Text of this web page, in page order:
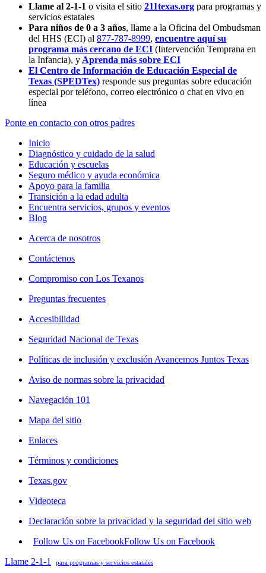
Llame al 2-1-1 o visita el sitio 211texas.org para programas y
servicios estatales
Para niños de 0 a 3 años, llame a la Oficina del Ombudsman
del HHS (ECI) al 877-787-8999, encuentre aquí su
programa más cercano de ECI (Intervención Temprana en
la Infancia), y Aprenda más sobre ECI
El Centro de Información de Educación Especial de
Texas (SPEDTex) responde sus preguntas sobre educación
especial por teléfono, correo electrónico o chat en vivo en
línea
Ponte en contacto con otros padres
Inicio
Diagnóstico y cuidado de la salud
Educación y escuelas
Seguro médico y ayuda económica
Apoyo para la familia
Transición a la edad adulta
Encuentra servicios, grupos y eventos
Blog
Acerca de nosotros
Contáctenos
Compromiso con Los Texanos
Preguntas frecuentes
Accesibilidad
Seguridad Nacional de Texas
Políticas de inclusión y exclusión Avancemos Juntos Texas
Aviso de normas sobre la privacidad
Navegación 101
Mapa del sitio
Enlaces
Términos y condiciones
Texas.gov
Videoteca
Declaración sobre la privacidad y la seguridad del sitio web
Follow Us on FacebookFollow Us on Facebook
Llame 2-1-1
para programas y servicios estatales